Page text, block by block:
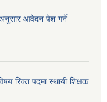
अनुसार आवेदन पेश गर्ने
रिक्त पदमा स्थायी शिक्षक